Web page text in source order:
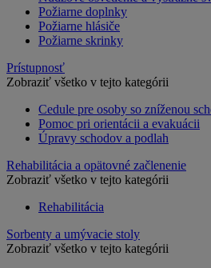
Požiarne doplnky
Požiarne hlásiče
Požiarne skrinky
Prístupnosť
Zobraziť všetko v tejto kategórii
Cedule pre osoby so zníženou
Pomoc pri orientácii a evakuácii
Úpravy schodov a podlah
Rehabilitácia a opätovné začlenenie
Zobraziť všetko v tejto kategórii
Rehabilitácia
Sorbenty a umývacie stoly
Zobraziť všetko v tejto kategórii